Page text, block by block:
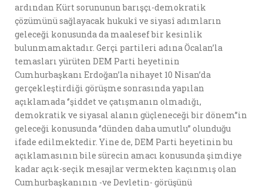
ardından Kürt sorununun barışçı-demokratik
çözümünü sağlayacak hukukî ve siyasî adımların
geleceği konusunda da maalesef bir kesinlik
bulunmamaktadır. Gerçi partileri adına Öcalan’la
temasları yürüten DEM Parti heyetinin
Cumhurbaşkanı Erdoğan’la nihayet 10 Nisan’da
gerçekleştirdiği görüşme sonrasında yapılan
açıklamada ‘’şiddet ve çatışmanın olmadığı,
demokratik ve siyasal alanın güçleneceği bir dönem’’in
geleceği konusunda ‘’dünden daha umutlu’’ olunduğu
ifade edilmektedir. Yine de, DEM Parti heyetinin bu
açıklamasının bile sürecin amacı konusunda şimdiye
kadar açık-seçik mesajlar vermekten kaçınmış olan
Cumhurbaşkanının -ve Devletin- görüşünü